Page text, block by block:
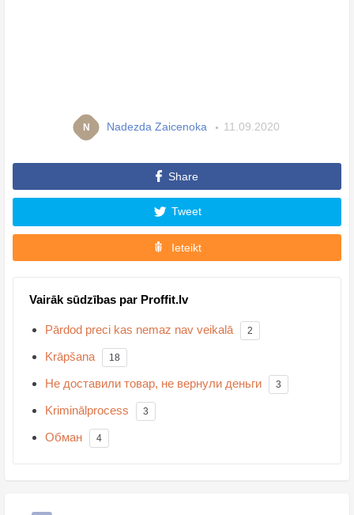
N Nadezda Zaicenoka 11.09.2020
Share
Tweet
Ieteikt
Vairāk sūdzības par Proffit.lv
Pārdod preci kas nemaz nav veikalā 2
Krāpšana 18
Не доставили товар, не вернули деньги 3
Kriminālprocess 3
Обман 4